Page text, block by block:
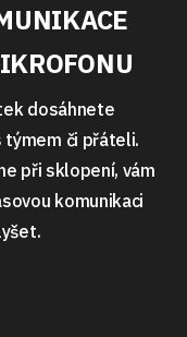
dosáhnete
či přáteli.
při sklopení, vám
komunikaci